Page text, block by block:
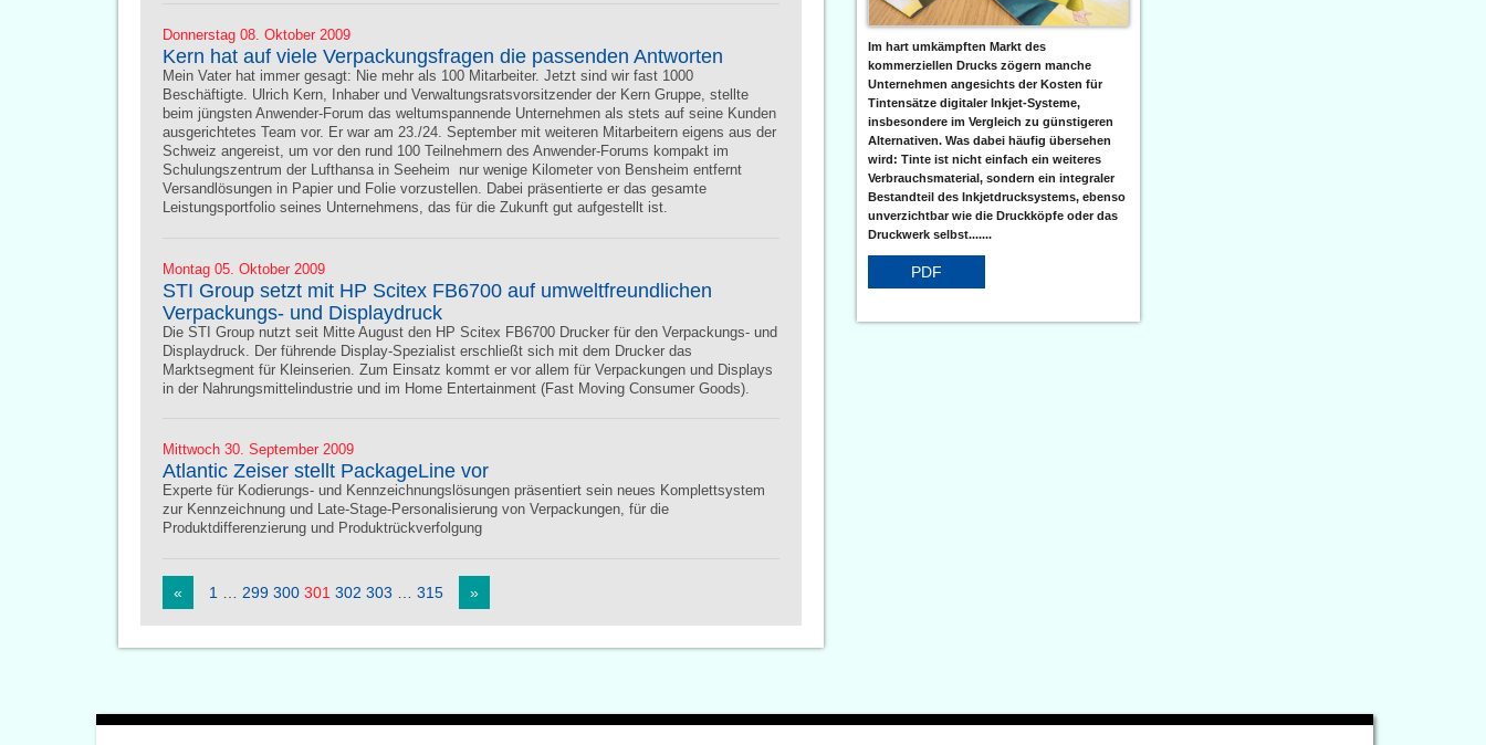
Donnerstag 08. Oktober 2009
Kern hat auf viele Verpackungsfragen die passenden Antworten
Mein Vater hat immer gesagt: Nie mehr als 100 Mitarbeiter. Jetzt sind wir fast 1000
Beschäftigte. Ulrich Kern, Inhaber und Verwaltungsratsvorsitzender der Kern Gruppe, stellte
beim jüngsten Anwender-Forum das weltumspannende Unternehmen als stets auf seine Kunden
ausgerichtetes Team vor. Er war am 23./24. September mit weiteren Mitarbeitern eigens aus der
Schweiz angereist, um vor den rund 100 Teilnehmern des Anwender-Forums kompakt im
Schulungszentrum der Lufthansa in Seeheim  nur wenige Kilometer von Bensheim entfernt 
Versandlösungen in Papier und Folie vorzustellen. Dabei präsentierte er das gesamte
Leistungsportfolio seines Unternehmens, das für die Zukunft gut aufgestellt ist.
Montag 05. Oktober 2009
STI Group setzt mit HP Scitex FB6700 auf umweltfreundlichen
Verpackungs- und Displaydruck
Die STI Group nutzt seit Mitte August den HP Scitex FB6700 Drucker für den Verpackungs- und
Displaydruck. Der führende Display-Spezialist erschließt sich mit dem Drucker das
Marktsegment für Kleinserien. Zum Einsatz kommt er vor allem für Verpackungen und Displays
in der Nahrungsmittelindustrie und im Home Entertainment (Fast Moving Consumer Goods).
Mittwoch 30. September 2009
Atlantic Zeiser stellt PackageLine vor
Experte für Kodierungs- und Kennzeichnungslösungen präsentiert sein neues Komplettsystem
zur Kennzeichnung und Late-Stage-Personalisierung von Verpackungen, für die
Produktdifferenzierung und Produktrückverfolgung
« 1 299 300 301 302 303 315 »
Im hart umkämpften Markt des
kommerziellen Drucks zögern manche
Unternehmen angesichts der Kosten für
Tintensätze digitaler Inkjet-Systeme,
insbesondere im Vergleich zu günstigeren
Alternativen. Was dabei häufig übersehen
wird: Tinte ist nicht einfach ein weiteres
Verbrauchsmaterial, sondern ein integraler
Bestandteil des Inkjetdrucksystems, ebenso
unverzichtbar wie die Druckköpfe oder das
Druckwerk selbst.......
PDF